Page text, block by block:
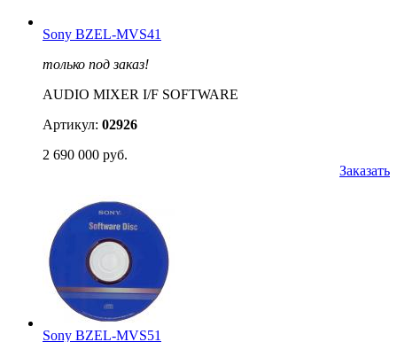
Sony BZEL-MVS41
только под заказ!
AUDIO MIXER I/F SOFTWARE
Артикул: 02926
2 690 000 руб.
Заказать
Sony BZEL-MVS51